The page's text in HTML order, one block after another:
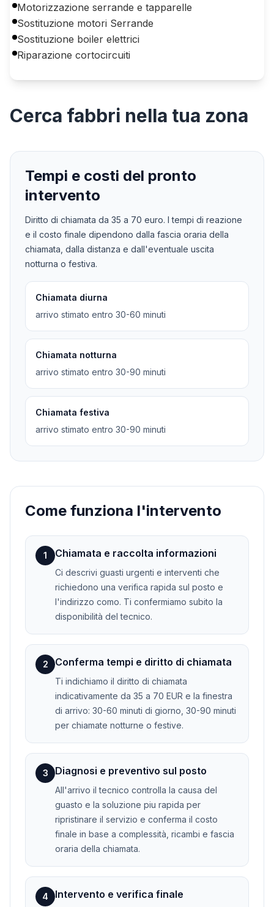
Motorizzazione serrande e tapparelle
Sostituzione motori Serrande
Sostituzione boiler elettrici
Riparazione cortocircuiti
Cerca fabbri nella tua zona
Tempi e costi del pronto
intervento
Diritto di chiamata da 35 a 70 euro. I tempi di reazione
e il costo finale dipendono dalla fascia oraria della
chiamata, dalla distanza e dall'eventuale uscita
notturna o festiva.
Chiamata diurna
arrivo stimato entro 30-60 minuti
Chiamata notturna
arrivo stimato entro 30-90 minuti
Chiamata festiva
arrivo stimato entro 30-90 minuti
Come funziona l'intervento
1 Chiamata e raccolta informazioni
Ci descrivi guasti urgenti e interventi che
richiedono una verifica rapida sul posto e
l'indirizzo como. Ti confermiamo subito la
disponibilità del tecnico.
2 Conferma tempi e diritto di chiamata
Ti indichiamo il diritto di chiamata
indicativamente da 35 a 70 EUR e la finestra
di arrivo: 30-60 minuti di giorno, 30-90 minuti
per chiamate notturne o festive.
3 Diagnosi e preventivo sul posto
All'arrivo il tecnico controlla la causa del
guasto e la soluzione piu rapida per
ripristinare il servizio e conferma il costo
finale in base a complessità, ricambi e fascia
oraria della chiamata.
4 Intervento e verifica finale